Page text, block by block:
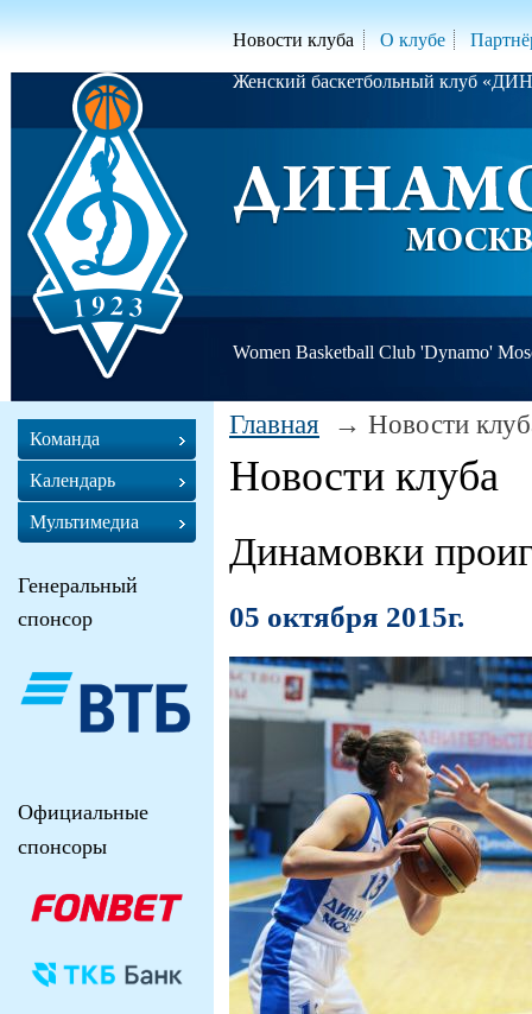
Новости клуба О клубе
Женский баскетбольный клуб
Women Basketball Club 'Dynamo'
Главная Новости
Новости клуба
Динамовки
05 октября 2015г.
Команда
Календарь
Мультимедиа
Генеральный
спонсор
Официальные
спонсоры